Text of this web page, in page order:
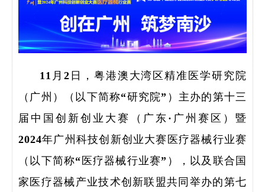
11月2日，粤港澳大湾区精准医学研究院
（广州）（以下简称“研究院”）主办的第十三
届中国创新创业大赛（广东·广州赛区）暨
2024年广州科技创新创业大赛医疗器械行业赛
（以下简称“医疗器械行业赛”），以及联合国
家医疗器械产业技术创新联盟共同举办的第七